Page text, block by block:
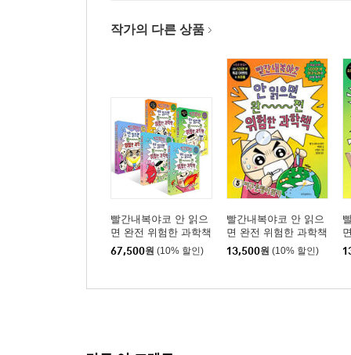
작가의 다른 상품
빨간내복야코 안 읽으
면 완전 위험한 과학책
1~5권 세트
67,500원 (10% 할인)
빨간내복야코 안 읽으
면 완전 위험한 과학책
5
13,500원 (10% 할인)
4